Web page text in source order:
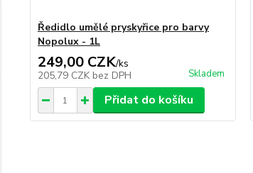
Ředidlo umělé pryskyřice pro barvy
Nopolux - 1L
249,00 CZK/ks
205,79 CZK bez DPH Skladem
Přidat do košíku